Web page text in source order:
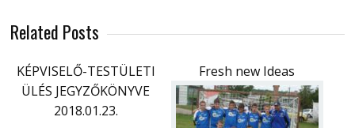
Related Posts
KÉPVISELŐ-TESTÜLETI
ÜLÉS JEGYZŐKÖNYVE
2018.01.23.
Fresh new Ideas